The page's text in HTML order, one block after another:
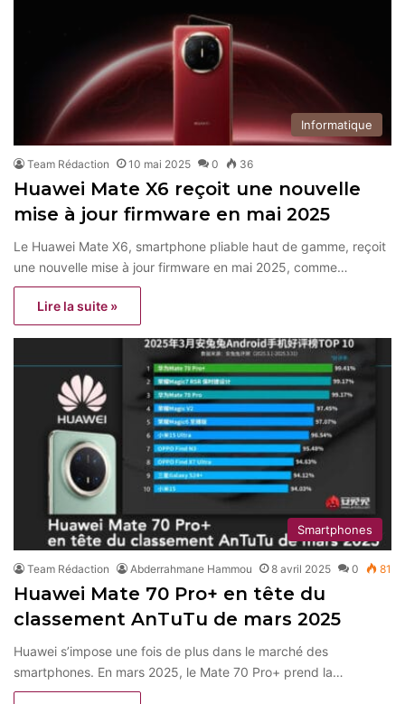
Informatique
Team Rédaction 10 mai 2025 0 36
Huawei Mate X6 reçoit une nouvelle
mise à jour firmware en mai 2025
Le Huawei Mate X6, smartphone pliable haut de gamme, reçoit
une nouvelle mise à jour firmware en mai 2025, comme…
Lire la suite »
Smartphones
Team Rédaction Abderrahmane Hammou 8 avril 2025 0 81
Huawei Mate 70 Pro+ en tête du
classement AnTuTu de mars 2025
Huawei s’impose une fois de plus dans le marché des
smartphones. En mars 2025, le Mate 70 Pro+ prend la…